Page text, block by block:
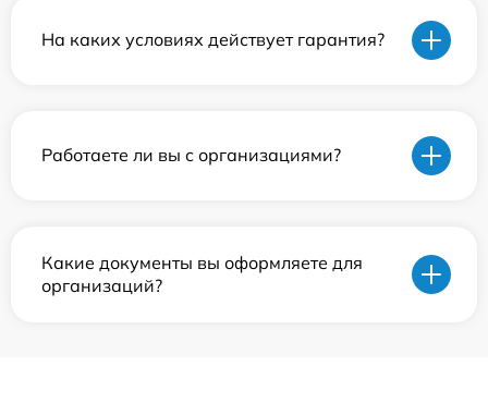
На каких условиях действует гарантия?
Работаете ли вы с организациями?
Какие документы вы оформляете для
организаций?